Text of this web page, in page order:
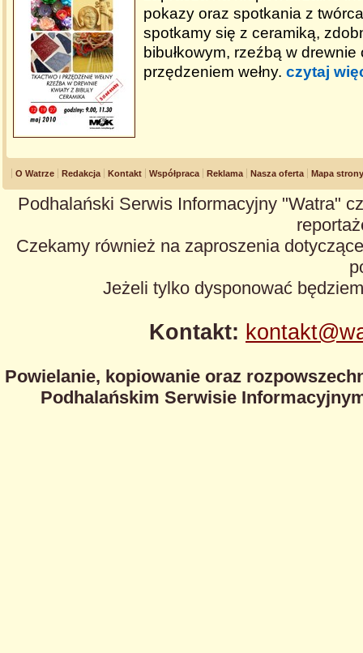
pokazy oraz spotkania z
spotkamy się z ceramiką,
bibułkowym, rzeźbą w
przędzeniem wełny. czytaj
O Watrze Redakcja Kontakt Współpraca Reklama Nasza oferta Mapa strony
Podhalański Serwis Informacyjny "Watra"
Czekamy również na zaproszenia
Jeżeli tylko dysponować
Kontakt:
Powielanie, kopiowanie oraz
Podhalańskim Serwisie